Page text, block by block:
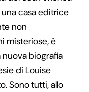
casa editrice
non
misteriose, è
nuova biografia
di Louise
Sono tutti, allo